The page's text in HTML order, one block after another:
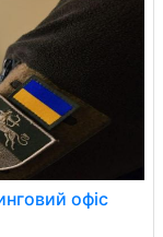
офіс